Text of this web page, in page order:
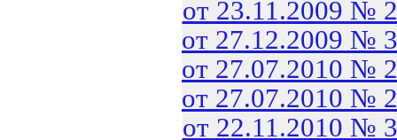
от 23.11.2009 №
от 27.12.2009 №
от 27.07.2010 №
от 27.07.2010 №
от 22.11.2010 №